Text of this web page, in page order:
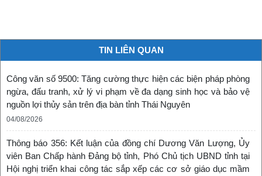
TIN LIÊN QUAN
Công văn số 9500: Tăng cường thực hiện các biện pháp phòng
ngừa, đấu tranh, xử lý vi phạm về đa dạng sinh học và bảo vệ
nguồn lợi thủy sản trên địa bàn tỉnh Thái Nguyên
04/08/2026
Thông báo 356: Kết luận của đồng chí Dương Văn Lượng, Ủy
viên Ban Chấp hành Đảng bộ tỉnh, Phó Chủ tịch UBND tỉnh tại
Hội nghị triển khai công tác sắp xếp các cơ sở giáo dục mầm